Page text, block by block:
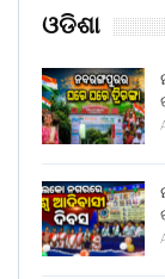
ଓଡିଶା